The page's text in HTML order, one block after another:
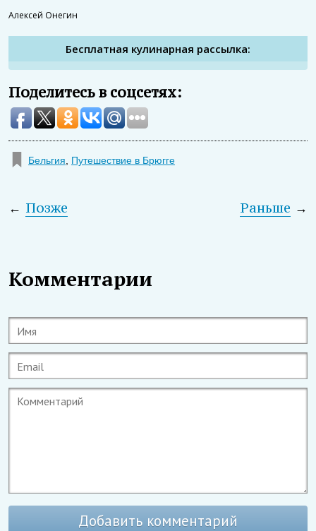
Алексей Онегин
Бесплатная кулинарная рассылка:
Поделитесь в соцсетях:
Бельгия, Путешествие в Брюгге
← Позже →
Раньше
Комментарии
Добавить комментарий